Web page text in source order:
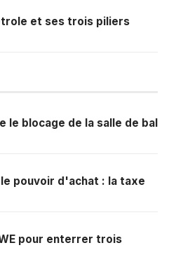
et ses trois piliers
le blocage de la salle de bal
pouvoir d'achat : la taxe
pour enterrer trois